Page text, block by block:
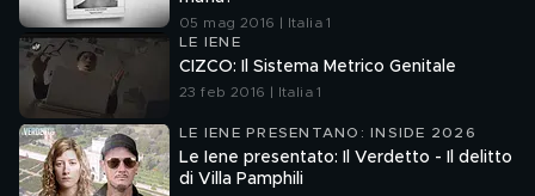
05 mag 2016 | Italia 1
LE IENE
CIZCO: Il Sistema Metrico Genitale
23 feb 2016 | Italia 1
LE IENE PRESENTANO: INSIDE 2026
Le Iene presentato: Il Verdetto - Il delitto
di Villa Pamphili